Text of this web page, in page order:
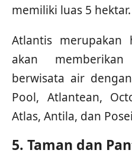
memiliki luas 5 hektar.
Atlantis merupakan
akan
berwisata air
Pool, Atlantean,
Atlas, Antila, dan
5. Taman dan